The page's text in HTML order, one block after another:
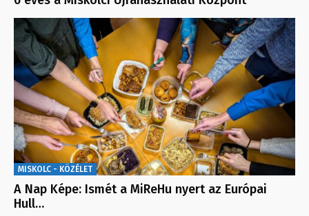
MISKOLC - KÖZÉLET
A Nap Képe: Ismét a MiReHu nyert az Európai
Hull…